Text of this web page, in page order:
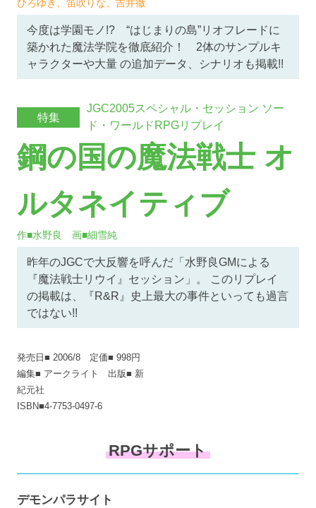
ひろゆき、笛吹りな、吉井徹
今度は学園モノ!? “はじまりの島”リオフレードに
築かれた魔法学院を徹底紹介！ 2体のサンプルキ
ャラクターや大量 の追加データ、シナリオも掲載!!
特集
JGC2005スペシャル・セッション ソー
ド・ワールドRPGリプレイ
鋼の国の魔法戦士 オ
ルタネイティブ
作■水野良 画■細雪純
昨年のJGCで大反響を呼んだ「水野良GMによる
『魔法戦士リウイ』セッション」。 このリプレイ
の掲載は、『R&R』史上最大の事件といっても過言
ではない!!
発売日■ 2006/8 定価■ 998円
編集■ アークライト 出版■ 新
紀元社
ISBN■4-7753-0497-6
RPGサポート
デモンパラサイト